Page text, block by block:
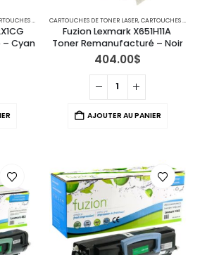
POUR IMPRIMANTES LEXMARK
– Cyan
CARTOUCHES DE TONER LASER,CARTOUCHES POUR IMPRIMANTES LEXMARK
Fuzion Lexmark X651H11A
Toner Remanufacturé – Noir
404.00$
AJOUTER AU PANIER